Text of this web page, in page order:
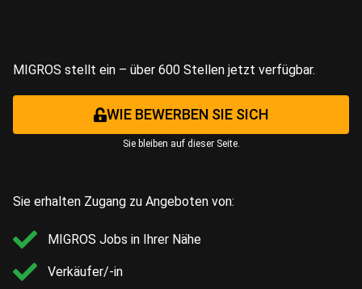
MIGROS stellt ein – über 600 Stellen jetzt verfügbar.
WIE BEWERBEN SIE SICH
Sie bleiben auf dieser Seite.​
Sie erhalten Zugang zu Angeboten von:
MIGROS Jobs in Ihrer Nähe
Verkäufer/-in